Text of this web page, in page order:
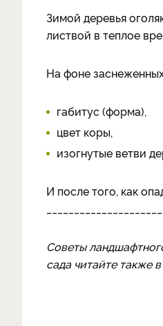
Зимой деревья
листвой в теплое
На фоне
габитус (форма),
цвет коры,
изогнутые ветви
И после того, как
Советы
сада читайте также в